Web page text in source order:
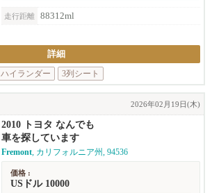
走行距離
88312ml
詳細
ハイランダー 3列シート
2026年02月19日(木)
2010 トヨタ なんでも
車を探しています
Fremont, カリフォルニア州, 94536
価格 :
USドル 10000